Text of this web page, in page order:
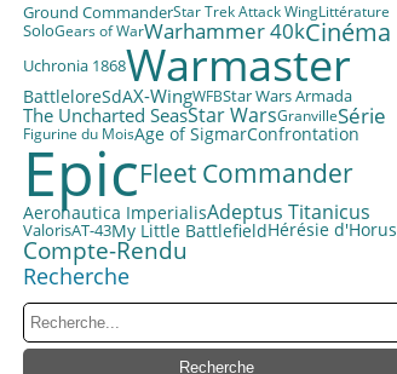
Ground CommanderStar Trek Attack WingLittérature
SoloGears of WarWarhammer 40kCinéma
Uchronia 1868Warmaster
BattleloreSdAX-WingWFBStar Wars Armada
The Uncharted SeasStar WarsGranvilleSérie
Figurine du MoisAge of SigmarConfrontation
EpicFleet Commander
Aeronautica ImperialisAdeptus Titanicus
ValorisAT-43My Little BattlefieldHérésie d'Horus
Compte-Rendu
Recherche